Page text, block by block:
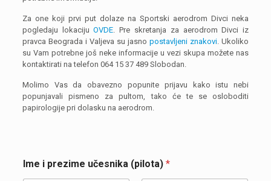
Za one koji prvi put dolaze na Sportski aerodrom Divci neka
pogledaju lokacijuOVDE. Pre skretanja za aerodrom Divci iz
pravca Beograda i Valjeva su jasnopostavljeni znakovi. Ukoliko
su Vam potrebne još neke informacije u vezi skupa možete nas
kontaktirati na telefon 064 15 37 489Slobodan.
Molimo Vas da obavezno popunite prijavu kako istu nebi
popunjavali pismeno za pultom, tako će te se osloboditi
papirologije pri dolasku na aerodrom.
Ime i prezime učesnika (pilota) *